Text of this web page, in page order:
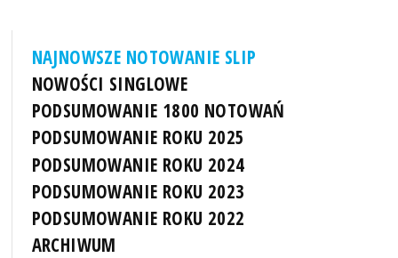
NAJNOWSZE NOTOWANIE SLIP
NOWOŚCI SINGLOWE
PODSUMOWANIE 1800 NOTOWAŃ
PODSUMOWANIE ROKU 2025
PODSUMOWANIE ROKU 2024
PODSUMOWANIE ROKU 2023
PODSUMOWANIE ROKU 2022
ARCHIWUM